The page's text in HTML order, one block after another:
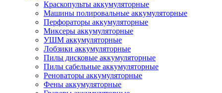
Краскопульты аккумуляторные
Машины полировальные аккумуляторные
Перфораторы аккумуляторные
Миксеры аккумуляторные
УШМ аккумуляторные
Лобзики аккумуляторные
Пилы дисковые аккумуляторные
Пилы сабельные аккумуляторные
Реноваторы аккумуляторные
Фены аккумуляторные